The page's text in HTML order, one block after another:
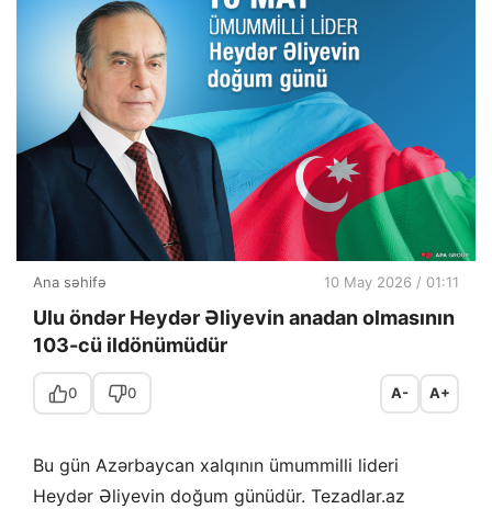
Ana səhifə 10 May 2026 / 01:11
Ulu öndər Heydər Əliyevin anadan olmasının
103-cü ildönümüdür
0 0 A- A+
Bu gün Azərbaycan xalqının ümummilli lideri
Heydər Əliyevin doğum günüdür. Tezadlar.az